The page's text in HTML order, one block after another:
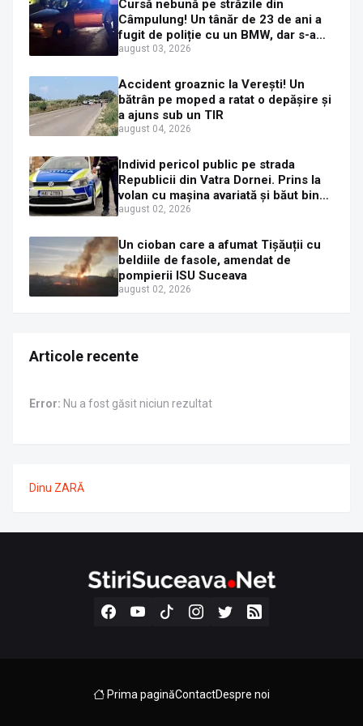
Cursă nebună pe străzile din
Câmpulung! Un tânăr de 23 de ani a
fugit de poliție cu un BMW, dar s-a
oprit într-un gard de pe strada
august 03, 2026
Accident groaznic la Verești! Un
bătrân pe moped a ratat o depășire și
a ajuns sub un TIR
august 04, 2026
Individ pericol public pe strada
Republicii din Vatra Dornei. Prins la
volan cu mașina avariată și băut bine,
în plină zi
august 02, 2026
Un cioban care a afumat Tișăuții cu
beldiile de fasole, amendat de
pompierii ISU Suceava
august 02, 2026
Articole recente
Error: Nu a fost găsit niciun rezultat
Dinu ZARĂ
Prima paginăContactDespre noi